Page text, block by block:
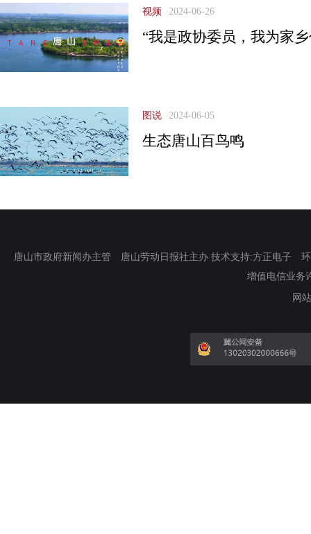
视频 2024-06-26
“我是政协委员，我为家
图说 2024-06-05
生态唐山百鸟鸣
唐山市政府新闻办主管 唐山劳动日报社主办 技术支持:方正电子
增值电信业务
网